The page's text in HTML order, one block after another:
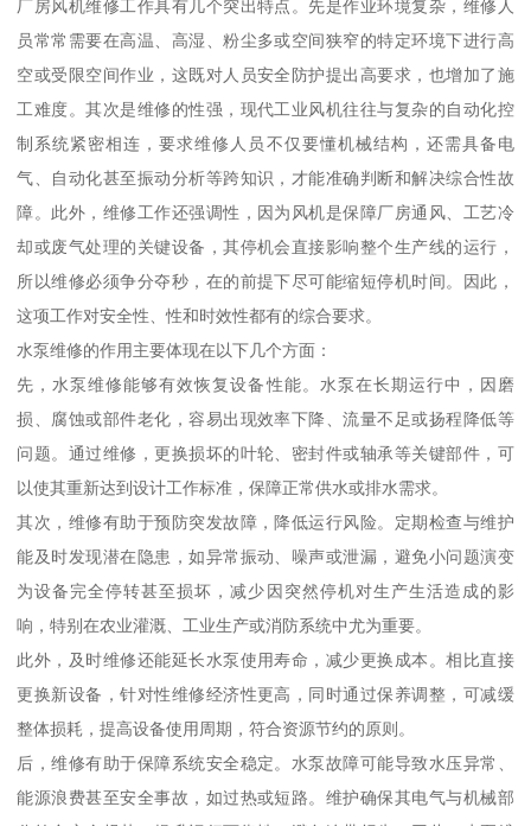
厂房风机维修工作具有几个突出特点。先是作业环境复杂，维修人
员常常需要在高温、高湿、粉尘多或空间狭窄的特定环境下进行高
空或受限空间作业，这既对人员安全防护提出高要求，也增加了施
工难度。其次是维修的性强，现代工业风机往往与复杂的自动化控
制系统紧密相连，要求维修人员不仅要懂机械结构，还需具备电
气、自动化甚至振动分析等跨知识，才能准确判断和解决综合性故
障。此外，维修工作还强调性，因为风机是保障厂房通风、工艺冷
却或废气处理的关键设备，其停机会直接影响整个生产线的运行，
所以维修必须争分夺秒，在的前提下尽可能缩短停机时间。因此，
这项工作对安全性、性和时效性都有的综合要求。
水泵维修的作用主要体现在以下几个方面：
先，水泵维修能够有效恢复设备性能。水泵在长期运行中，因磨
损、腐蚀或部件老化，容易出现效率下降、流量不足或扬程降低等
问题。通过维修，更换损坏的叶轮、密封件或轴承等关键部件，可
以使其重新达到设计工作标准，保障正常供水或排水需求。
其次，维修有助于预防突发故障，降低运行风险。定期检查与维护
能及时发现潜在隐患，如异常振动、噪声或泄漏，避免小问题演变
为设备完全停转甚至损坏，减少因突然停机对生产生活造成的影
响，特别在农业灌溉、工业生产或消防系统中尤为重要。
此外，及时维修还能延长水泵使用寿命，减少更换成本。相比直接
更换新设备，针对性维修经济性更高，同时通过保养调整，可减缓
整体损耗，提高设备使用周期，符合资源节约的原则。
后，维修有助于保障系统安全稳定。水泵故障可能导致水压异常、
能源浪费甚至安全事故，如过热或短路。维护确保其电气与机械部